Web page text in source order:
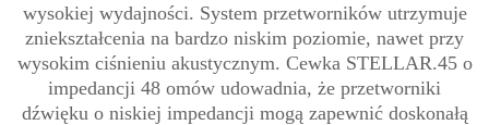
wysokiej wydajności. System przetworników utrzymuje
zniekształcenia na bardzo niskim poziomie, nawet przy
wysokim ciśnieniu akustycznym. Cewka STELLAR.45 o
impedancji 48 omów udowadnia, że przetworniki
dźwięku o niskiej impedancji mogą zapewnić doskonałą